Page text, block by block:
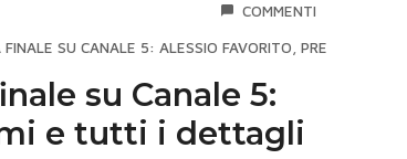
COMMENTI
SU CANALE 5: ALESSIO FAVORITO, PREMI E TUTTI
su Canale 5:
e tutti i dettagli